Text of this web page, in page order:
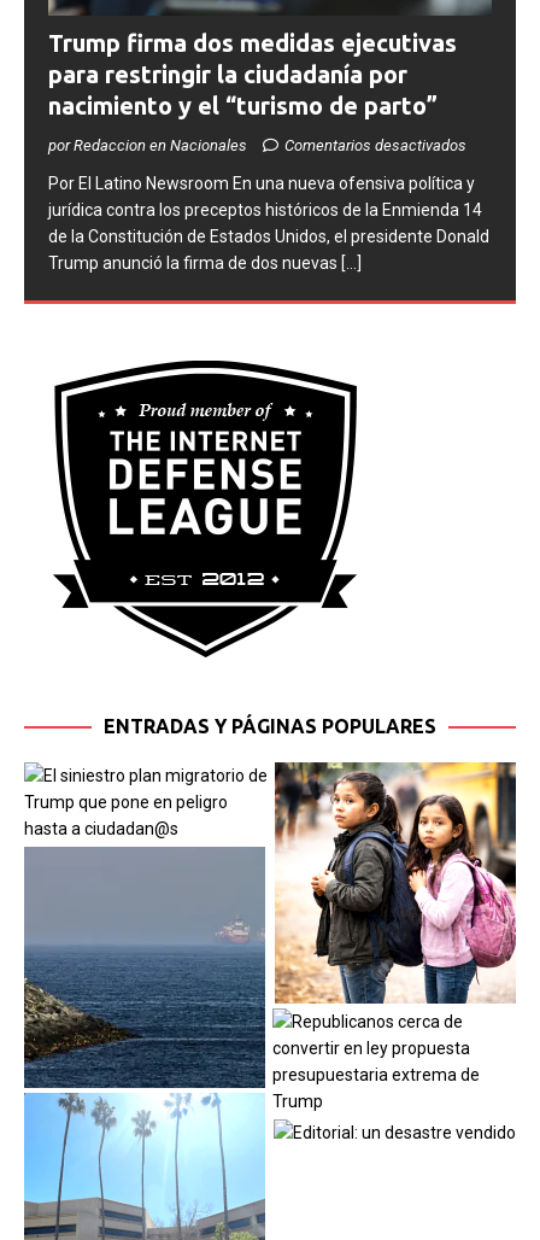
Trump firma dos medidas ejecutivas
para restringir la ciudadanía por
nacimiento y el “turismo de parto”
por Redaccion en Nacionales Comentarios desactivados
​Por El Latino Newsroom ​En una nueva ofensiva política y
jurídica contra los preceptos históricos de la Enmienda 14
de la Constitución de Estados Unidos, el presidente Donald
Trump anunció la firma de dos nuevas [...]
ENTRADAS Y PÁGINAS POPULARES